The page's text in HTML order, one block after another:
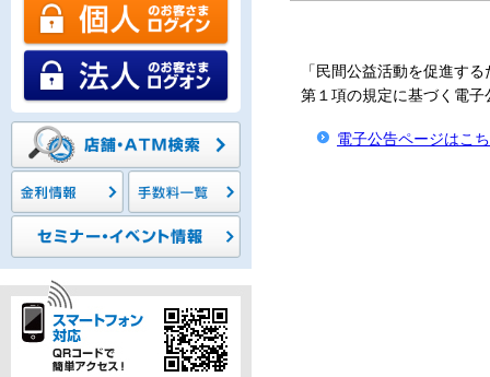
「民間公益活動を促進す
第１項の規定に基づく電
電子公告ページはこ